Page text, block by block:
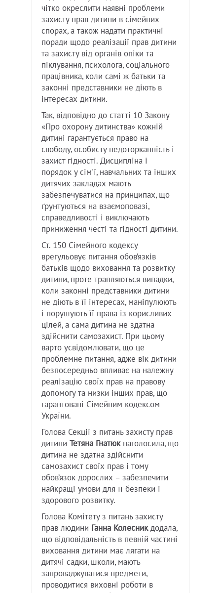
чітко окреслити наявні проблеми
захисту прав дитини в сімейних
спорах, а також надати практичні
поради щодо реалізації прав дитини
та захисту від органів опіки та
піклування, психолога, соціального
працівника, коли самі ж батьки та
законні представники не діють в
інтересах дитини.
Так, відповідно до статті 10 Закону
«Про охорону дитинства» кожній
дитині гарантується право на
свободу, особисту недоторканність і
захист гідності. Дисципліна і
порядок у сім'ї, навчальних та інших
дитячих закладах мають
забезпечуватися на принципах, що
ґрунтуються на взаємоповазі,
справедливості і виключають
приниження честі та гідності дитини.
Ст. 150 Сімейного кодексу
врегульовує питання обов’язків
батьків щодо виховання та розвитку
дитини, проте трапляються випадки,
коли законні представники дитини
не діють в її інтересах, маніпулюють
і порушують її права із корисливих
цілей, а сама дитина не здатна
здійснити самозахист. При цьому
варто усвідомлювати, що це
проблемне питання, адже вік дитини
безпосередньо впливає на належну
реалізацію своїх прав на правову
допомогу та низки інших прав, що
гарантовані Сімейним кодексом
України.
Голова Секції з питань захисту прав
дитини Тетяна Гнатюкнаголосила, що
дитина не здатна здійснити
самозахист своїх прав і тому
обов’язок дорослих – забезпечити
найкращі умови для її безпеки і
здорового розвитку.
Голова Комітету з питань захисту
прав людини Ганна Колесникдодала,
що відповідальність в певній частині
виховання дитини має лягати на
дитячі садки, школи, мають
запроваджуватися предмети,
проводитися виховні роботи в